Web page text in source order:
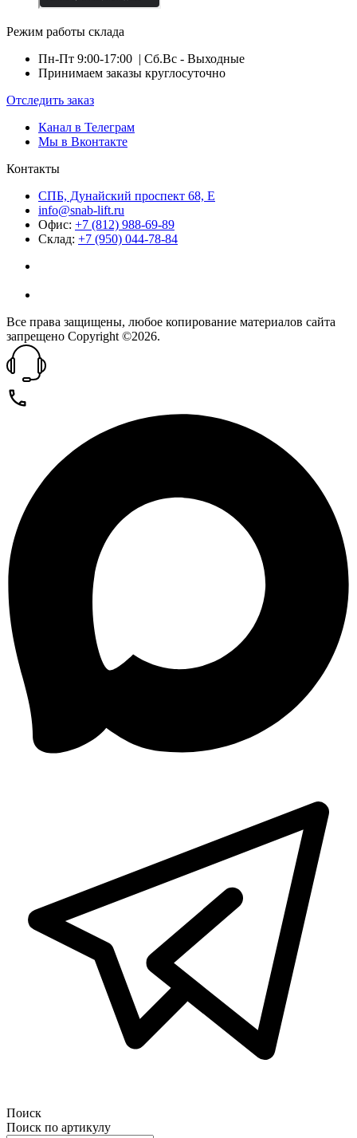
Режим работы склада
Пн-Пт 9:00-17:00 | Сб.Вс - Выходные
Принимаем заказы круглосуточно
Отследить заказ
Канал в Телеграм
Мы в Вконтакте
Контакты
СПБ, Дунайский проспект 68, Е
info@snab-lift.ru
Офис: +7 (812) 988-69-89
Склад: +7 (950) 044-78-84
Все права защищены, любое копирование материалов сайта
запрещено Copyright ©2026.
Поиск
Поиск по артикулу